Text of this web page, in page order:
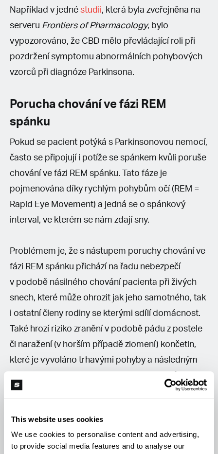
This website uses cookies
We use cookies to personalise content and advertising,
to provide social media features and to analyse our
Například v jedné studii, která byla zveřejněna na
serveru Frontiers of Pharmacology, bylo
vypozorováno, že CBD mělo převládající roli při
pozdržení symptomu abnormálních pohybových
vzorců při diagnóze Parkinsona.
Porucha chování ve fázi REM
spánku
Pokud se pacient potýká s Parkinsonovou nemocí,
často se připojují i potíže se spánkem kvůli poruše
chování ve fázi REM spánku. Tato fáze je
pojmenována díky rychlým pohybům očí (REM =
Rapid Eye Movement) a jedná se o spánkový
interval, ve kterém se nám zdají sny.
Problémem je, že s nástupem poruchy chování ve
fázi REM spánku přichází na řadu nebezpečí
v podobě násilného chování pacienta při živých
snech, které může ohrozit jak jeho samotného, tak
i ostatní členy rodiny se kterými sdílí domácnost.
Také hrozí riziko zranění v podobě pádu z postele
či naražení (v horším případě zlomení) končetin,
které je vyvoláno trhavými pohyby a následným
Journal of Clinical Pharmacy and Therapeutics
bylo zjištěno, že pacienti, kteří se potýkali zároveň